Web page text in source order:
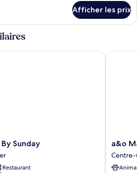
Afficher les prix
Sunday
Restaurant
a&o
City
Centre
a&o
Centre-
a&o